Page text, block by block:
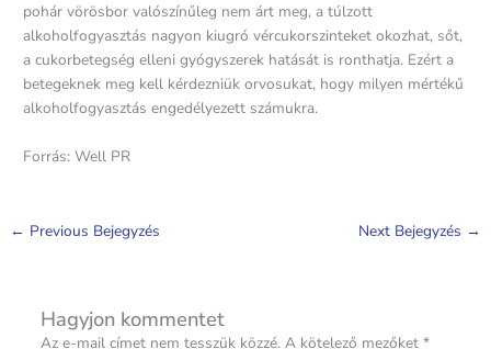
pohár vörösbor valószínűleg nem árt meg, a túlzott
alkoholfogyasztás nagyon kiugró vércukorszinteket okozhat, sőt,
a cukorbetegség elleni gyógyszerek hatását is ronthatja. Ezért a
betegeknek meg kell kérdezniük orvosukat, hogy milyen mértékű
alkoholfogyasztás engedélyezett számukra.
Forrás: Well PR
← Previous Bejegyzés Next Bejegyzés →
Hagyjon kommentet
Az e-mail címet nem tesszük közzé. A kötelező mezőket *